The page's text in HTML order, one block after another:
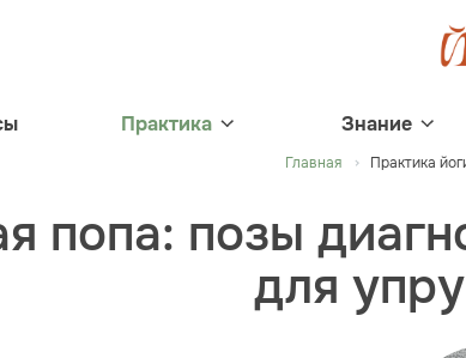
Практика Знание
Главная Практика
попа: позы
для